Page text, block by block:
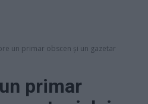
un primar obscen și un gazetar
primar